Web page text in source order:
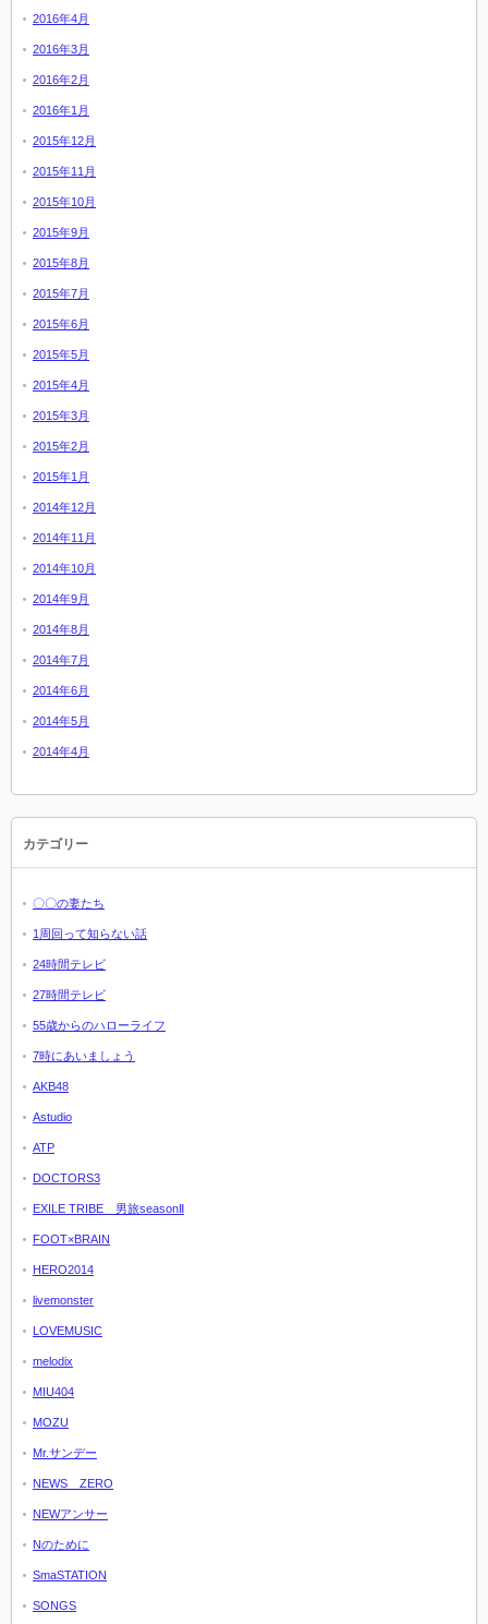
2016年4月
2016年3月
2016年2月
2016年1月
2015年12月
2015年11月
2015年10月
2015年9月
2015年8月
2015年7月
2015年6月
2015年5月
2015年4月
2015年3月
2015年2月
2015年1月
2014年12月
2014年11月
2014年10月
2014年9月
2014年8月
2014年7月
2014年6月
2014年5月
2014年4月
カテゴリー
〇〇の妻たち
1周回って知らない話
24時間テレビ
27時間テレビ
55歳からのハローライフ
7時にあいましょう
AKB48
Astudio
ATP
DOCTORS3
EXILE TRIBE 男旅seasonⅡ
FOOT×BRAIN
HERO2014
livemonster
LOVEMUSIC
melodix
MIU404
MOZU
Mr.サンデー
NEWS ZERO
NEWアンサー
Nのために
SmaSTATION
SONGS